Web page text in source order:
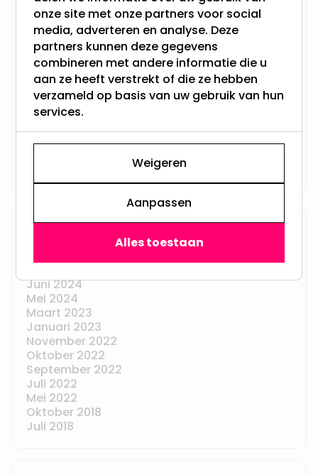
Edison lamp of
peertje: wat is het
verschil?
Juni 04, 2026
verschillen, fitting en
LED vervanging
uitgelegd
Juni 01, 2026
Juni 2024
Mei 2024
Maart 2023
Januari 2023
November 2022
Oktober 2022
September 2022
Juli 2022
Mei 2022
Oktober 2018
Juli 2018
onze site met onze partners voor social
media, adverteren en analyse. Deze
partners kunnen deze gegevens
combineren met andere informatie die u
aan ze heeft verstrekt of die ze hebben
verzameld op basis van uw gebruik van hun
services.
Weigeren
Aanpassen
Alles toestaan